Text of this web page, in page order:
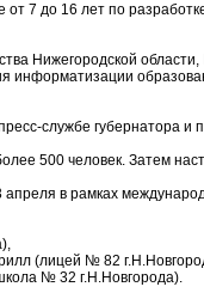
от 7 до 16 лет по
Нижегородской
информатизации
службе губернатора
500 человек. Затем
апреля в рамках
(лицей № 82
№ 32 г.Н.Новгорода).